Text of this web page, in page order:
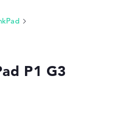
Wissen
P1 G3